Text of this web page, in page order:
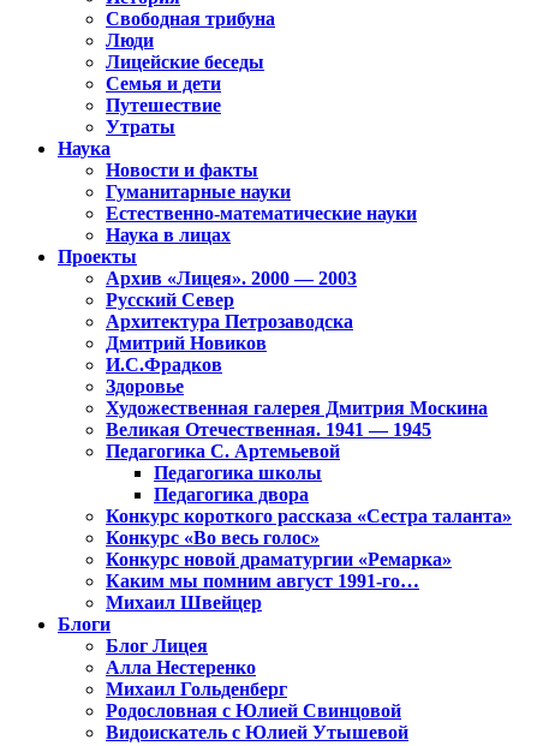
Свободная трибуна
Люди
Лицейские беседы
Семья и дети
Путешествие
Утраты
Наука
Новости и факты
Гуманитарные науки
Естественно-математические науки
Наука в лицах
Проекты
Архив «Лицея». 2000 — 2003
Русский Север
Архитектура Петрозаводска
Дмитрий Новиков
И.С.Фрадков
Здоровье
Художественная галерея Дмитрия Москина
Великая Отечественная. 1941 — 1945
Педагогика С. Артемьевой
Педагогика школы
Педагогика двора
Конкурс короткого рассказа «Сестра таланта»
Конкурс «Во весь голос»
Конкурс новой драматургии «Ремарка»
Каким мы помним август 1991-го…
Михаил Швейцер
Блоги
Блог Лицея
Алла Нестеренко
Михаил Гольденберг
Родословная с Юлией Свинцовой
Видоискатель с Юлией Утышевой